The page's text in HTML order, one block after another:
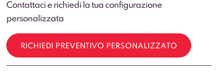
Contattaci e richiedi la tua configurazione
personalizzata
RICHIEDI PREVENTIVO PERSONALIZZATO